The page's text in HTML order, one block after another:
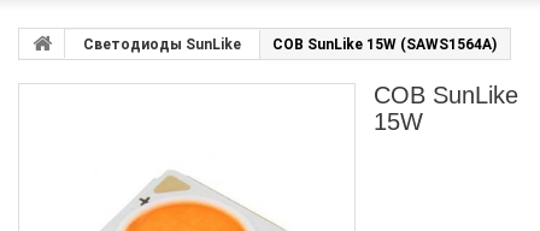
Светодиоды SunLike COB SunLike 15W (SAWS1564A)
COB SunLike
15W